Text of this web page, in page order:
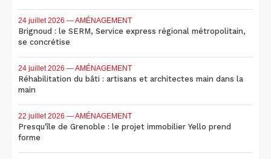
24 juillet 2026 — AMÉNAGEMENT
Brignoud : le SERM, Service express régional métropolitain,
se concrétise
24 juillet 2026 — AMÉNAGEMENT
Réhabilitation du bâti : artisans et architectes main dans la
main
22 juillet 2026 — AMÉNAGEMENT
Presqu'île de Grenoble : le projet immobilier Yello prend
forme